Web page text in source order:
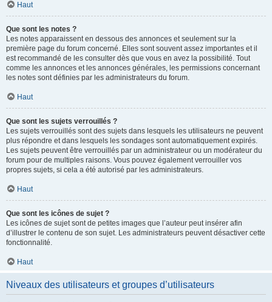
Haut
Que sont les notes ?
Les notes apparaissent en dessous des annonces et seulement sur la
première page du forum concerné. Elles sont souvent assez importantes et il
est recommandé de les consulter dès que vous en avez la possibilité. Tout
comme les annonces et les annonces générales, les permissions concernant
les notes sont définies par les administrateurs du forum.
Haut
Que sont les sujets verrouillés ?
Les sujets verrouillés sont des sujets dans lesquels les utilisateurs ne peuvent
plus répondre et dans lesquels les sondages sont automatiquement expirés.
Les sujets peuvent être verrouillés par un administrateur ou un modérateur du
forum pour de multiples raisons. Vous pouvez également verrouiller vos
propres sujets, si cela a été autorisé par les administrateurs.
Haut
Que sont les icônes de sujet ?
Les icônes de sujet sont de petites images que l’auteur peut insérer afin
d’illustrer le contenu de son sujet. Les administrateurs peuvent désactiver cette
fonctionnalité.
Haut
Niveaux des utilisateurs et groupes d’utilisateurs